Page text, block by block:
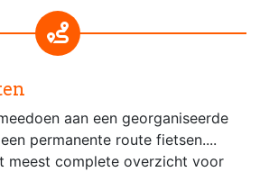
aan een georganiseerde
permanente route fietsen....
meest complete overzicht voor